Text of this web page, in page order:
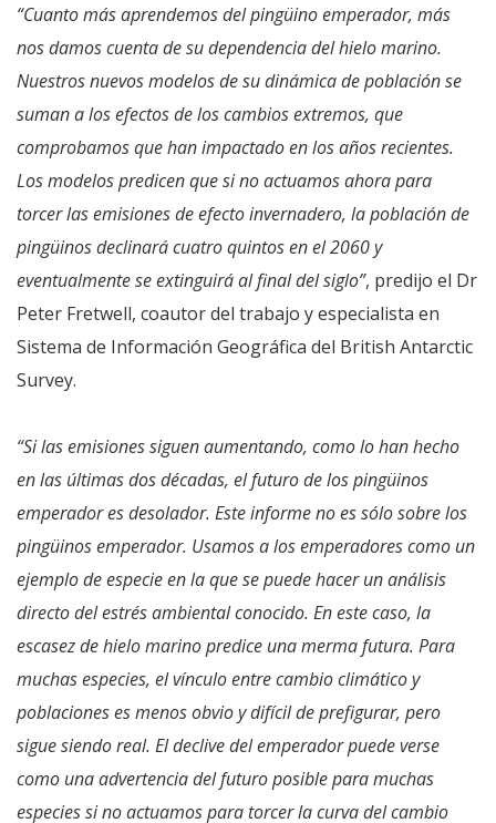
“Cuanto más aprendemos del pingüino emperador, más
nos damos cuenta de su dependencia del hielo marino.
Nuestros nuevos modelos de su dinámica de población se
suman a los efectos de los cambios extremos, que
comprobamos que han impactado en los años recientes.
Los modelos predicen que si no actuamos ahora para
torcer las emisiones de efecto invernadero, la población de
pingüinos declinará cuatro quintos en el 2060 y
eventualmente se extinguirá al final del siglo”, predijo el Dr
Peter Fretwell, coautor del trabajo y especialista en
Sistema de Información Geográfica del British Antarctic
Survey.
“Si las emisiones siguen aumentando, como lo han hecho
en las últimas dos décadas, el futuro de los pingüinos
emperador es desolador. Este informe no es sólo sobre los
pingüinos emperador. Usamos a los emperadores como un
ejemplo de especie en la que se puede hacer un análisis
directo del estrés ambiental conocido. En este caso, la
escasez de hielo marino predice una merma futura. Para
muchas especies, el vínculo entre cambio climático y
poblaciones es menos obvio y difícil de prefigurar, pero
sigue siendo real. El declive del emperador puede verse
como una advertencia del futuro posible para muchas
especies si no actuamos para torcer la curva del cambio